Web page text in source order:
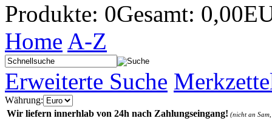
Produkte: 0Gesamt:
Home A-Z
Erweiterte Suche
Währung:
Wir liefern innerhlab von 24h nach Zahlungseingang! (nicht an